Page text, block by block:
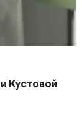
Кустовой